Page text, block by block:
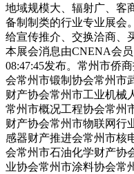
地域规模大、辐射广、客
备制制类的行业专业展会
给宣传推介、交换洽商、
本展会消息由CNENA会
08:47:45发布。常州市侨
会常州市锻制协会常州市
财产协会常州市工业机械
常州市概况工程协会常州
财产协会常州市物联网行
感器财产推进会常州市核
会常州市石油化学财产协
业协会常州市涂料协会常